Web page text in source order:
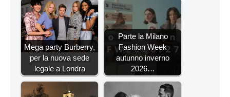
Mega party Burberry,
per la nuova sede
legale a Londra
Parte la Milano
Fashion Week
autunno inverno
2026…